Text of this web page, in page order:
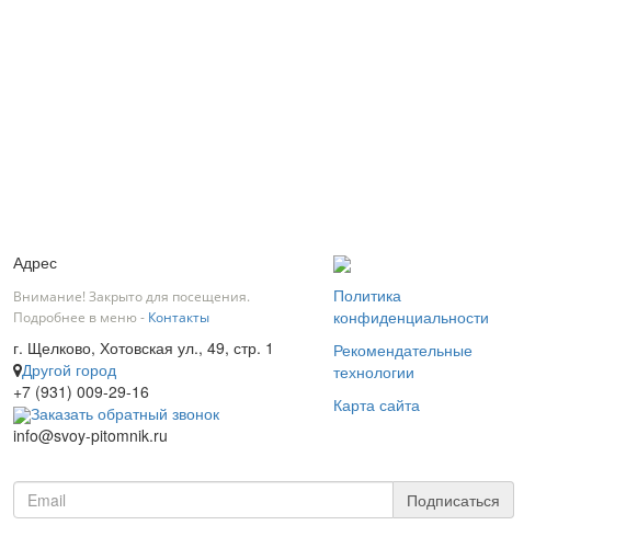
Адрес
Внимание! Закрыто для посещения.
Подробнее в меню - Контакты
г. Щелково, Хотовская ул., 49, стр. 1
Другой город
+7 (931) 009-29-16
Заказать обратный звонок
info@svoy-pitomnik.ru
Политика
конфиденциальности
Рекомендательные
технологии
Карта сайта
Подписаться